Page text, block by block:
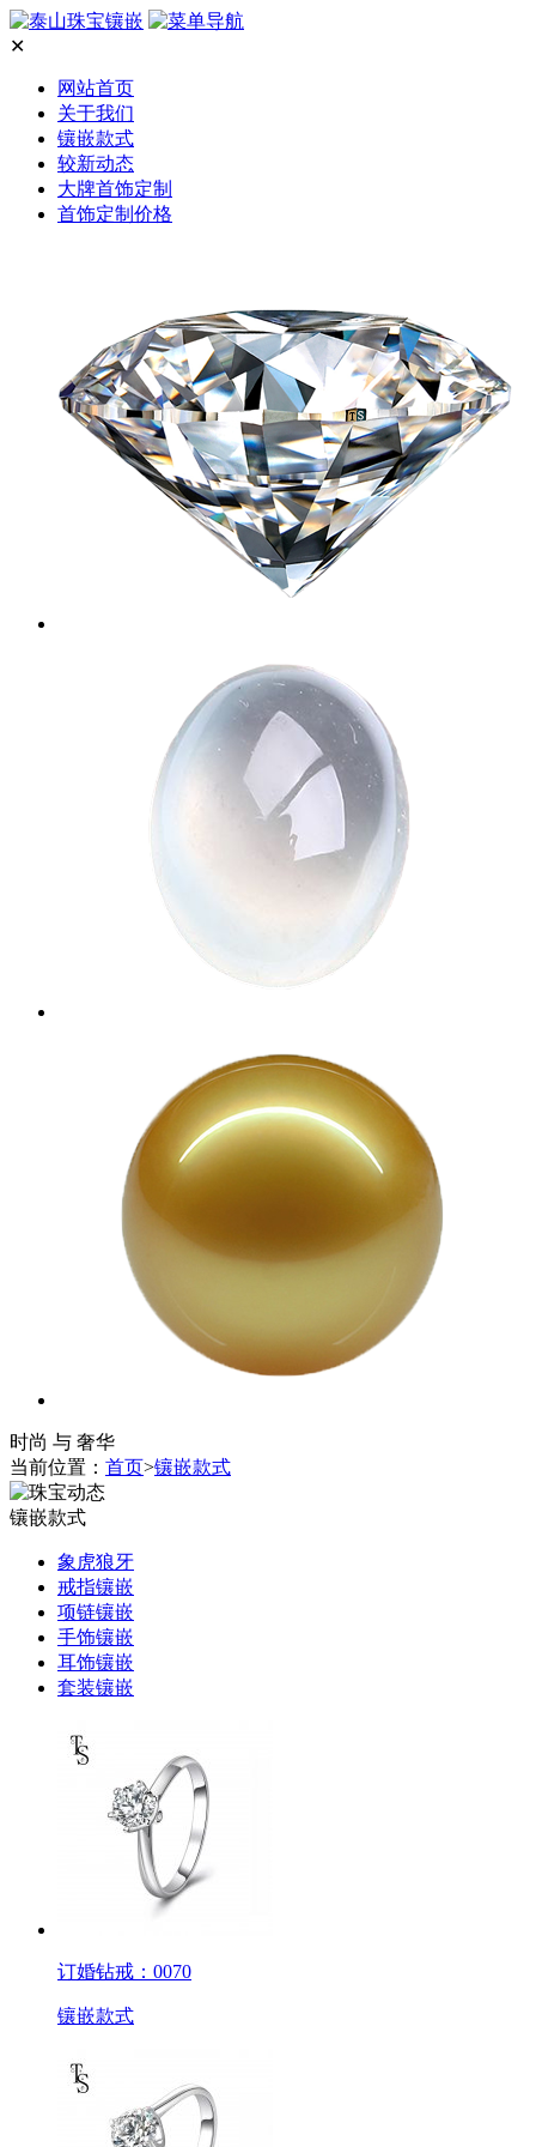
✕
网站首页
关于我们
镶嵌款式
较新动态
大牌首饰定制
首饰定制价格
时尚 与 奢华
当前位置： 首页>镶嵌款式
镶嵌款式
象虎狼牙
戒指镶嵌
项链镶嵌
手饰镶嵌
耳饰镶嵌
套装镶嵌
订婚钻戒：0070
镶嵌款式